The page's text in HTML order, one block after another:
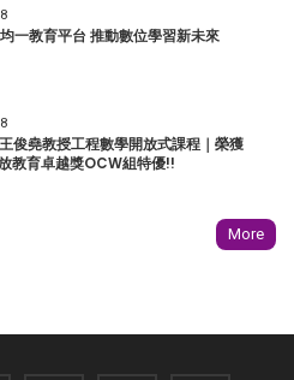
一教育平台 推動數位學習新未來
俊堯教授工程數學開放式課程｜榮獲
教育卓越獎OCW組特優!!
More